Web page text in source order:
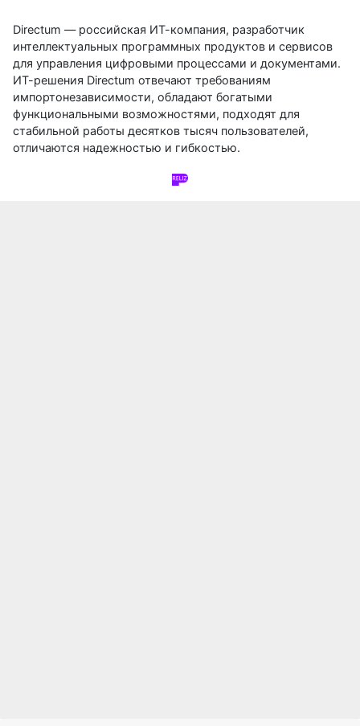
Directum — российская ИТ-компания, разработчик
интеллектуальных программных продуктов и сервисов
для управления цифровыми процессами и документами.
ИТ-решения Directum отвечают требованиям
импортонезависимости, обладают богатыми
функциональными возможностями, подходят для
стабильной работы десятков тысяч пользователей,
отличаются надежностью и гибкостью.